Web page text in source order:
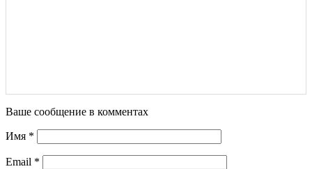
Ваше сообщение в комментах
Имя *
Email *